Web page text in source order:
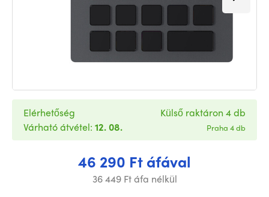
46 290 Ft áfával
36 449 Ft áfa nélkül
Elérhetőség
Várható átvétel: 12. 08.
Külső raktáron 4 db
Praha 4 db